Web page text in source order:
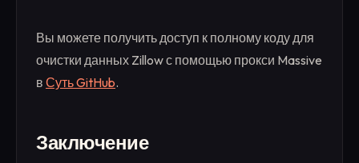
Вы можете получить доступ к полному коду для
очистки данных Zillow с помощью прокси Massive
в Суть GitHub.
Заключение